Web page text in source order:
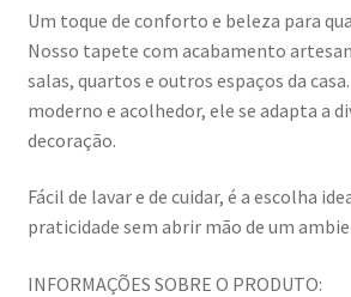
Um toque de conforto e beleza para
Nosso tapete com acabamento
salas, quartos e outros espaços da
moderno e acolhedor, ele se adapta a
decoração.
Fácil de lavar e de cuidar, é a escolha
praticidade sem abrir mão de um
INFORMAÇÕES SOBRE O PRODUTO: